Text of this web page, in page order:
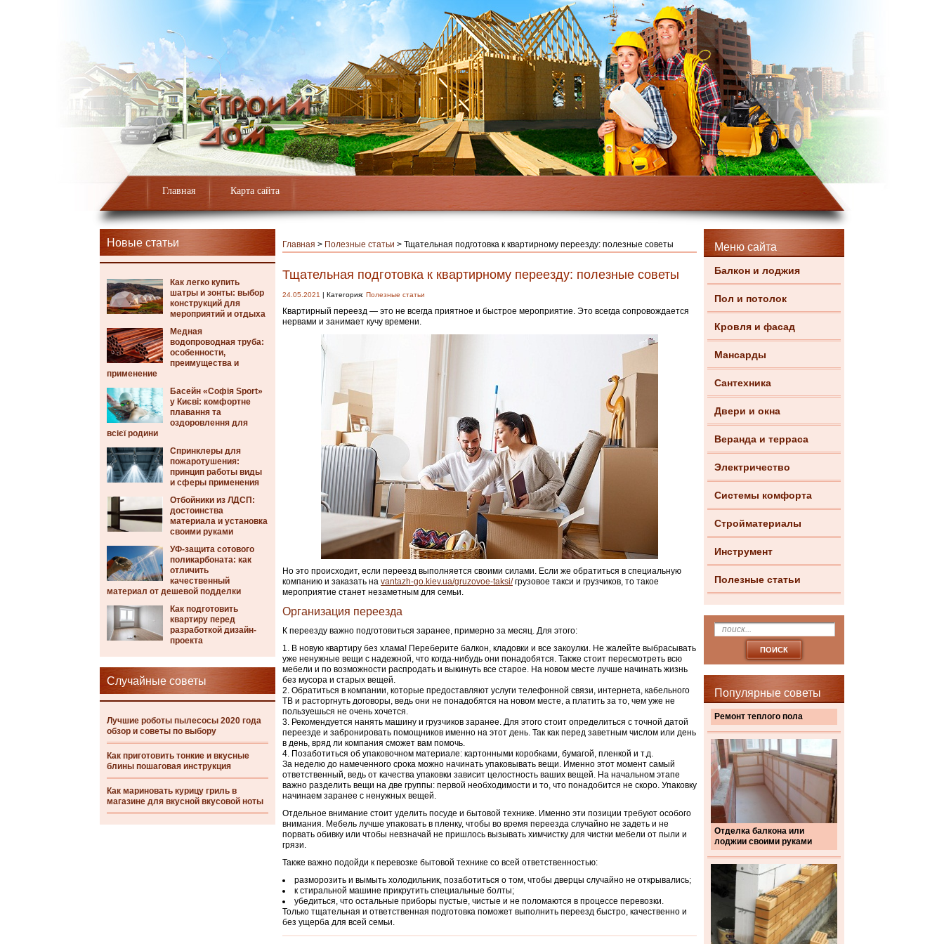
Главная Карта сайта
Новые статьи
Как легко купить
шатры и зонты: выбор
конструкций для
мероприятий и отдыха
Медная
водопроводная труба:
особенности,
преимущества и
применение
Басейн «Софія Sport»
у Києві: комфортне
плавання та
оздоровлення для
всієї родини
Спринклеры для
пожаротушения:
принцип работы виды
и сферы применения
Отбойники из ЛДСП:
достоинства
материала и установка
своими руками
УФ-защита сотового
поликарбоната: как
отличить
качественный
материал от дешевой подделки
Как подготовить
квартиру перед
разработкой дизайн-
проекта
Случайные советы
Лучшие роботы пылесосы 2020 года
обзор и советы по выбору
Как приготовить тонкие и вкусные
блины пошаговая инструкция
Как мариновать курицу гриль в
магазине для вкусной вкусовой ноты
Меню сайта
Балкон и лоджия
Пол и потолок
Кровля и фасад
Мансарды
Сантехника
Двери и окна
Веранда и терраса
Электричество
Системы комфорта
Стройматериалы
Инструмент
Полезные статьи
Популярные советы
Ремонт теплого пола
Отделка балкона или
лоджии своими руками
Главная > Полезные статьи > Тщательная подготовка к квартирному переезду: полезные советы
Тщательная подготовка к квартирному переезду: полезные советы
24.05.2021 | Категория: Полезные статьи
Квартирный переезд — это не всегда приятное и быстрое мероприятие. Это всегда сопровождается
нервами и занимает кучу времени.
Но это происходит, если переезд выполняется своими силами. Если же обратиться в специальную
компанию и заказать на vantazh-go.kiev.ua/gruzovoe-taksi/грузовое такси и грузчиков, то такое
мероприятие станет незаметным для семьи.
Организация переезда
К переезду важно подготовиться заранее, примерно за месяц. Для этого:
В новую квартиру без хлама! Переберите балкон, кладовки и все закоулки. Не жалейте выбрасывать
уже ненужные вещи с надежной, что когда-нибудь они понадобятся. Также стоит пересмотреть всю
мебели и по возможности распродать и выкинуть все старое. На новом месте лучше начинать жизнь
без мусора и старых вещей.
Обратиться в компании, которые предоставляют услуги телефонной связи, интернета, кабельного
ТВ и расторгнуть договоры, ведь они не понадобятся на новом месте, а платить за то, чем уже не
пользуешься не очень хочется.
Рекомендуется нанять машину и грузчиков заранее. Для этого стоит определиться с точной датой
переезде и забронировать помощников именно на этот день. Так как перед заветным числом или день
в день, вряд ли компания сможет вам помочь.
Позаботиться об упаковочном материале: картонными коробками, бумагой, пленкой и т.д.
За неделю до намеченного срока можно начинать упаковывать вещи. Именно этот момент самый
ответственный, ведь от качества упаковки зависит целостность ваших вещей. На начальном этапе
важно разделить вещи на две группы: первой необходимости и то, что понадобится не скоро. Упаковку
начинаем заранее с ненужных вещей.
Отдельное внимание стоит уделить посуде и бытовой технике. Именно эти позиции требуют особого
внимания. Мебель лучше упаковать в пленку, чтобы во время переезда случайно не задеть и не
порвать обивку или чтобы невзначай не пришлось вызывать химчистку для чистки мебели от пыли и
грязи.
Также важно подойди к перевозке бытовой технике со всей ответственностью:
разморозить и вымыть холодильник, позаботиться о том, чтобы дверцы случайно не открывались;
к стиральной машине прикрутить специальные болты;
убедиться, что остальные приборы пустые, чистые и не поломаются в процессе перевозки.
Только тщательная и ответственная подготовка поможет выполнить переезд быстро, качественно и
без ущерба для всей семьи.